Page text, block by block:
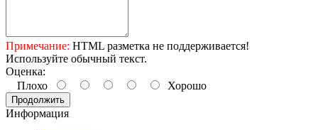
Примечание: HTML разметка не поддерживается!
Используйте обычный текст.
Оценка:
Плохо
Хорошо
Продолжить
Информация